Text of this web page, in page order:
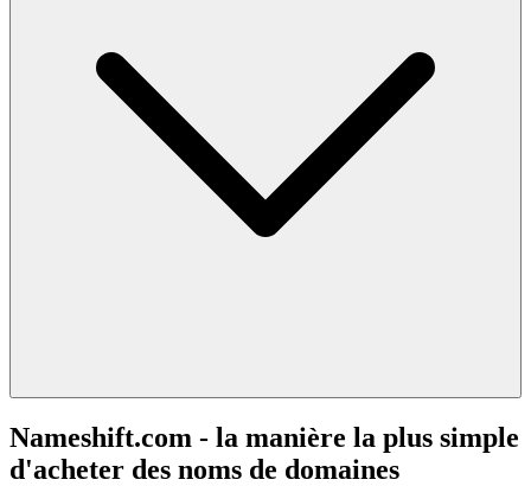
Nameshift.com - la manière la plus simple
d'acheter des noms de domaines